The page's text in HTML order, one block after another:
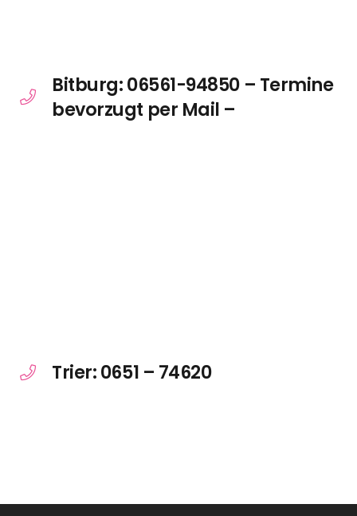
Bitburg: 06561-94850 – Termine
bevorzugt per Mail –
Trier: 0651 – 74620